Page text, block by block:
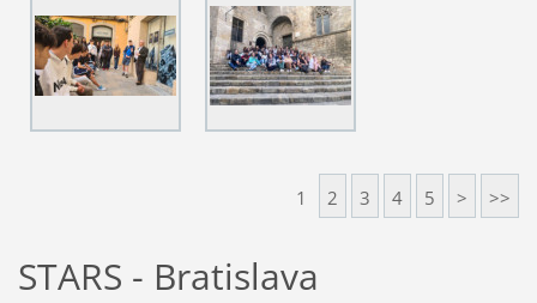
1 2 3 4 5 > >>
STARS - Bratislava